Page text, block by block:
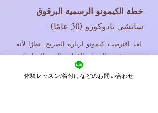
خطة الكيمونو الرسمية البرقوق
ساتشي تادوكورو (30 عامًا)
لقد اقترضت كيمونو لزيارة الضريح. نظرًا لأنه
حي ، فمن السهل الذهاب إليه والمراسلات
مهذبة ، لذلك سألت هنا (^ ^)
体験レッスン/着付けなどのお問い合わせ